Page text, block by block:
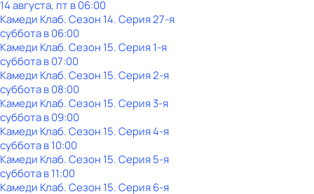
14 августа, пт в 06:00
Камеди Клаб. Сезон 14. Серия 27-я
субботав06:00
Камеди Клаб. Сезон 15. Серия 1-я
субботав07:00
Камеди Клаб. Сезон 15. Серия 2-я
субботав08:00
Камеди Клаб. Сезон 15. Серия 3-я
субботав09:00
Камеди Клаб. Сезон 15. Серия 4-я
субботав10:00
Камеди Клаб. Сезон 15. Серия 5-я
субботав11:00
Камеди Клаб. Сезон 15. Серия 6-я